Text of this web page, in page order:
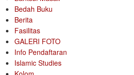
Bedah Buku
Berita
Fasilitas
GALERI FOTO
Info Pendaftaran
Islamic Studies